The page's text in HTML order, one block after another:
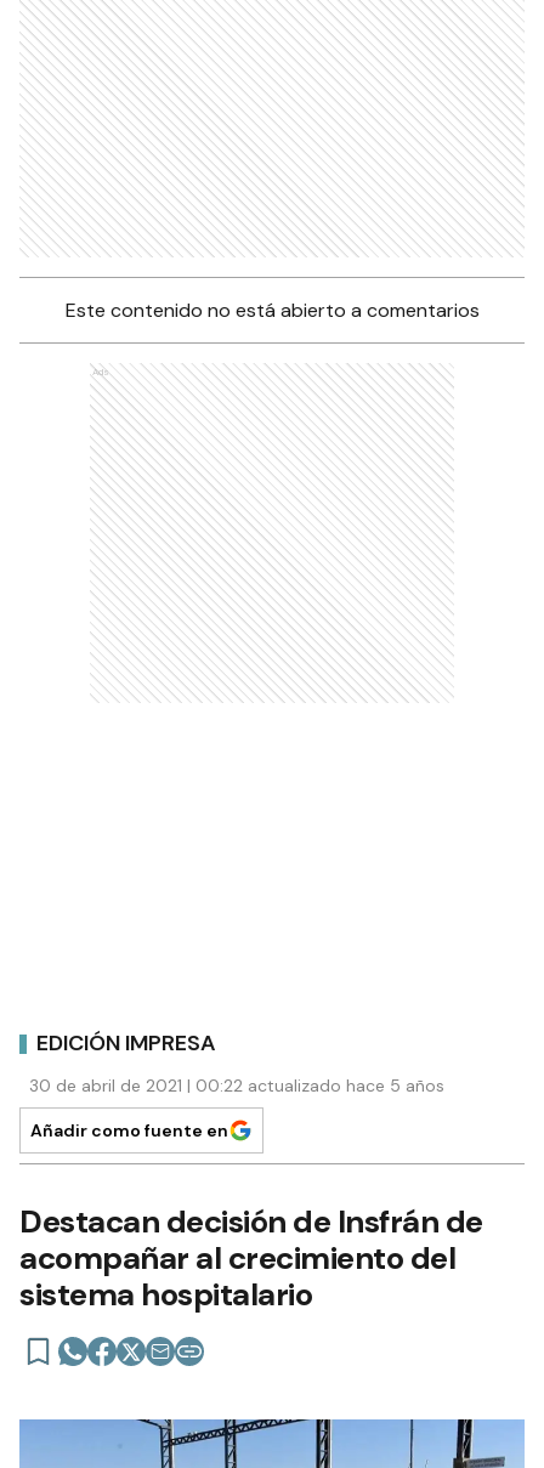
Este contenido no está abierto a comentarios
Ads
EDICIÓN IMPRESA
30 de abril de 2021 | 00:22 actualizado hace 5 años
Añadir como fuente en
Destacan decisión de Insfrán de
acompañar al crecimiento del
sistema hospitalario